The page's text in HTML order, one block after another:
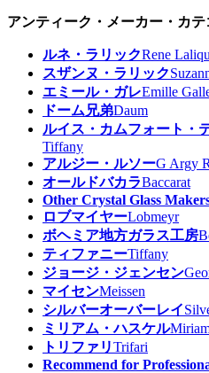
アンティーク・メーカー・カテ
ルネ・ラリックRene
スザンヌ・ラリック
エミール・ガレEmille
ドーム兄弟Daum
ルイス・カムフォート・
Tiffany
アルジー・ルソーG Argy
オールドバカラBaccarat
Other Crystal Glass
ロブマイヤーLobmeyr
ボヘミア地方ガラス工房
ティファニーTiffany
ジョージ・ジェンセン
マイセンMeissen
シルバーオーバーレイ
ミリアム・ハスケル
トリファリTrifari
Recommend for